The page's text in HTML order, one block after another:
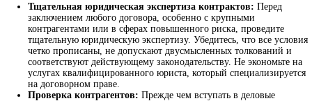
Тщательная юридическая экспертиза контрактов: Перед
заключением любого договора, особенно с крупными
контрагентами или в сферах повышенного риска, проведите
тщательную юридическую экспертизу. Убедитесь, что все условия
четко прописаны, не допускают двусмысленных толкований и
соответствуют действующему законодательству. Не экономьте на
услугах квалифицированного юриста, который специализируется
на договорном праве.
Проверка контрагентов: Прежде чем вступать в деловые